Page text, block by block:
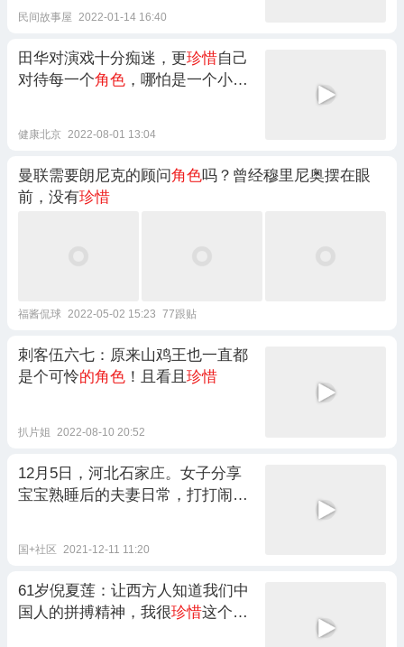
民间故事屋 2022-01-14 16:40
田华对演戏十分痴迷，更珍惜自己
对待每一个角色 ，哪怕是一个小小
健康北京 2022-08-01 13:04
曼联需要朗尼克的顾问角色吗？曾经穆里尼奥摆在眼
前，没有珍惜
福酱侃球 2022-05-02 15:23 77跟贴
刺客伍六七：原来山鸡王也一直都
是个可怜的角色 ！且看且 珍惜
扒片姐 2022-08-10 20:52
12月5日，河北石家庄。女子分享
宝宝熟睡后的夫妻日常，打打闹闹
国+社区 2021-12-11 11:20
61岁倪夏莲：让西方人知道我们中
国人的拼搏精神，我很珍惜这个角